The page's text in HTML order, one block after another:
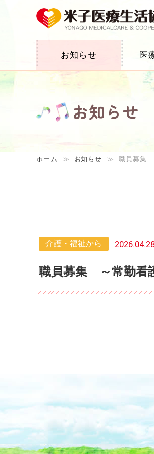
お知らせ 医
お知らせ
ホーム ≫ お知らせ ≫ 職員募集
介護・福祉から
職員募集 ～常勤看